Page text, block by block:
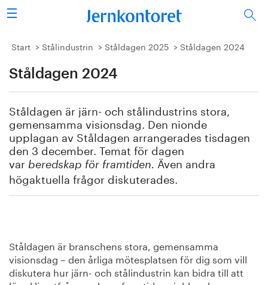
Sök
Stålindustrin
Vision 2050
Forskning/utbildning
Energi/miljö
Vi tycker
Publicerat
Om oss
Start Stålindustrin Ståldagen 2025 Ståldagen 2024
Ståldagen 2024
Ståldagen är järn- och stålindustrins stora,
gemensamma visionsdag. Den nionde
upplagan av Ståldagen arrangerades tisdagen
den 3 december. Temat för dagen
var beredskap för framtiden. Även andra
högaktuella frågor diskuterades.
Ståldagen är branschens stora, gemensamma
visionsdag – den årliga mötesplatsen för dig som vill
diskutera hur järn- och stålindustrin kan bidra till att